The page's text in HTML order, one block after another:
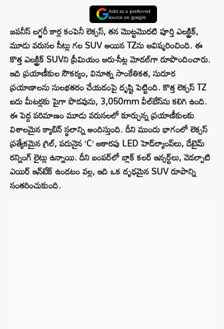
Add as a preferred
source on google
జపనీస్ లగ్జరీ కార్ల కంపెనీ లెక్సస్, తన మొట్టమొదటి పూర్తి ఎలక్ట్రిక్,
మూడు వరుసల సీట్లు గల SUV అయిన TZను ఆవిష్కరించింది. ఈ
కొత్త ఎలక్ట్రిక్ SUVని ప్రీమియం ఆరు-సీట్ల మోడల్‌గా రూపొందించారు.
ఇది ప్రయాణీకుల సౌకర్యం, వినూత్న సాంకేతికత, సుదూర
ప్రయాణాలను సులభతరం చేయడంపై దృష్టి పెట్టింది. కొత్త లెక్సస్ TZ
ఐదు మీటర్లకు పైగా పొడవును, 3,050mm వీల్‌బేస్‌ను కలిగి ఉంది.
ఈ పెద్ద పరిమాణం మూడు వరుసలలో కూర్చున్న ప్రయాణీకులకు
విశాలమైన క్యాబిన్ స్థలాన్ని అందిస్తుంది. దీని ముందు భాగంలో లెక్సస్
ప్రత్యేకమైన గ్రిల్, పదునైన ‘C’ ఆకారపు LED హెడ్‌ల్యాంప్‌లు, డేటైమ్
రన్నింగ్ లైట్లు ఉన్నాయి. దీని బంపర్‌లో బ్లాక్ కలర్ ఇన్సర్ట్‌లు, వెడల్పాటి
ఎయిర్ ఇన్‌టేక్ ఉండటం వల్ల, ఇది ఒక దృఢమైన SUV రూపాన్ని
సంతరించుకుంది.